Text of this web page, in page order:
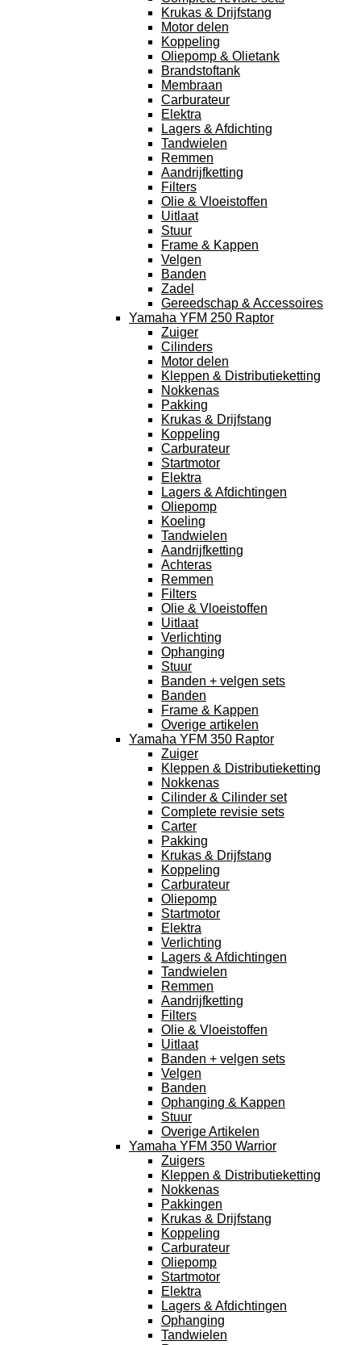
Krukas & Drijfstang
Motor delen
Koppeling
Oliepomp & Olietank
Brandstoftank
Membraan
Carburateur
Elektra
Lagers & Afdichting
Tandwielen
Remmen
Aandrijfketting
Filters
Olie & Vloeistoffen
Uitlaat
Stuur
Frame & Kappen
Velgen
Banden
Zadel
Gereedschap & Accessoires
Yamaha YFM 250 Raptor
Zuiger
Cilinders
Motor delen
Kleppen & Distributieketting
Nokkenas
Pakking
Krukas & Drijfstang
Koppeling
Carburateur
Startmotor
Elektra
Lagers & Afdichtingen
Oliepomp
Koeling
Tandwielen
Aandrijfketting
Achteras
Remmen
Filters
Olie & Vloeistoffen
Uitlaat
Verlichting
Ophanging
Stuur
Banden + velgen sets
Banden
Frame & Kappen
Overige artikelen
Yamaha YFM 350 Raptor
Zuiger
Kleppen & Distributieketting
Nokkenas
Cilinder & Cilinder set
Complete revisie sets
Carter
Pakking
Krukas & Drijfstang
Koppeling
Carburateur
Oliepomp
Startmotor
Elektra
Verlichting
Lagers & Afdichtingen
Tandwielen
Remmen
Aandrijfketting
Filters
Olie & Vloeistoffen
Uitlaat
Banden + velgen sets
Velgen
Banden
Ophanging & Kappen
Stuur
Overige Artikelen
Yamaha YFM 350 Warrior
Zuigers
Kleppen & Distributieketting
Nokkenas
Pakkingen
Krukas & Drijfstang
Koppeling
Carburateur
Oliepomp
Startmotor
Elektra
Lagers & Afdichtingen
Ophanging
Tandwielen